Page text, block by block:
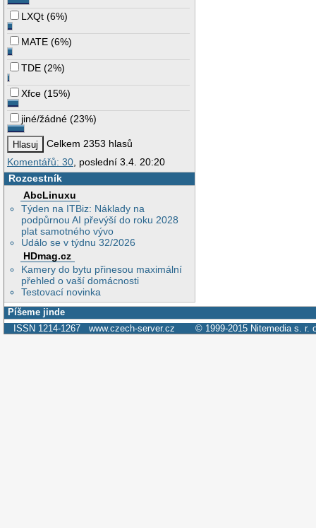
LXQt (6%)
MATE (6%)
TDE (2%)
Xfce (15%)
jiné/žádné (23%)
Celkem 2353 hlasů
Komentářů: 30 , poslední 3.4. 20:20
Rozcestník
AbcLinuxu
Týden na ITBiz: Náklady na
podpůrnou AI převýší do roku 2028
plat samotného vývo
Událo se v týdnu 32/2026
HDmag.cz
Kamery do bytu přinesou maximální
přehled o vaší domácnosti
Testovací novinka
Píšeme jinde
ISSN 1214-1267 www.czech-server.cz © 1999-2015 Nitemedia s. r.